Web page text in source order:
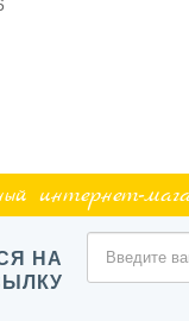
интернет-
НА